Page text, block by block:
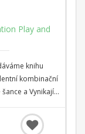
Play and
knihu
kombinační
a Vynikající
složek